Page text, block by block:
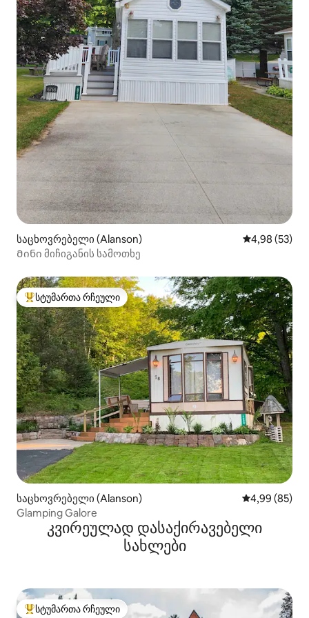
საცხოვრებელი (Alanson) საშუალო
4,98 (53)
Მინი მიჩიგანის სამოთხე
სტუმართა რჩეული მოწინავე ვარიანტი
სტუმართა რჩეული
საცხოვრებელი (Alanson) საშუალო
4,99 (85)
Glamping Galore
კვირეულად დასაქირავებელი
სახლები
სტუმართა რჩეული მოწინავე ვარიანტი
სტუმართა რჩეული